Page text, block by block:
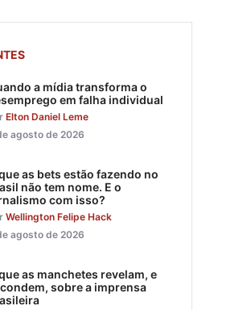
a mídia transforma o
em falha individual
Elton Daniel Leme
agosto de 2026
as bets estão fazendo no
não tem nome. E o
com isso?
Wellington Felipe Hack
agosto de 2026
as manchetes revelam, e
sobre a imprensa